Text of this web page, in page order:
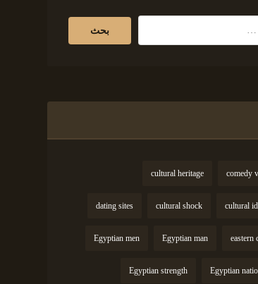
comedy
cultural heritage
cultural
cultural shock
dating sites
eastern
Egyptian man
Egyptian men
Egyptian
Egyptian strength